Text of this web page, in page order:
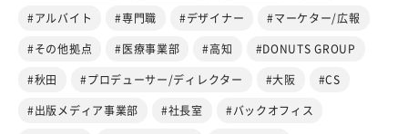
#アルバイト #専門職 #デザイナー #マーケター/広報
#その他拠点 #医療事業部 #高知 #DONUTS GROUP
#秋田 #プロデューサー/ディレクター #大阪 #CS
#出版メディア事業部 #社長室 #バックオフィス